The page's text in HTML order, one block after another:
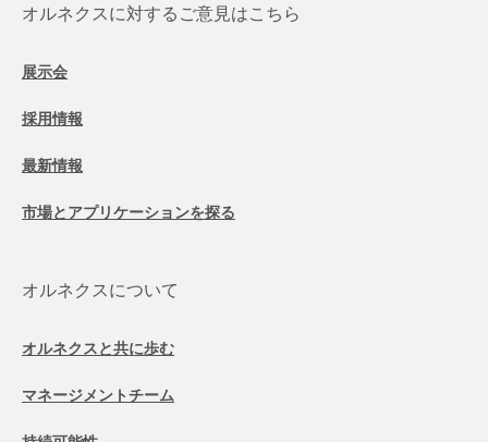
オルネクスに対するご意見はこちら
展示会
採用情報
最新情報
市場とアプリケーションを探る
オルネクスについて
オルネクスと共に歩む
マネージメントチーム